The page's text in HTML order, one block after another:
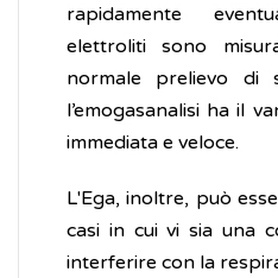
rapidamente
elettroliti sono
normale prelievo di
l’emogasanalisi ha il
immediata e veloce.
L'Ega, inoltre, può
casi in cui vi sia una
interferire con la